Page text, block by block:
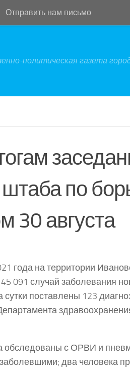
Отправить нам письмо
политическая газета
по
30 августа
года на территории
091 случай заболевания
поставлены 123
обследованы с ОРВИ и
два человека